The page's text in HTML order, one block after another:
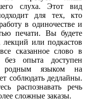
слуха. Этот вид
для тех, кто
в одиночестве и
печати. Вы будете
или подкастов
сказанное слово в
без опыта доступен
родным языком на
соблюдать дедлайны.
распознавать речь
сложные заказы.